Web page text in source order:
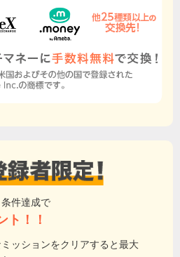
件達成で
！！
ッションをクリアすると最大